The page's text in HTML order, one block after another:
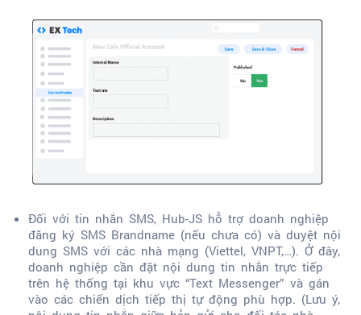
Đối với tin nhắn SMS, Hub-JS hỗ trợ doanh nghiệp
đăng ký SMS Brandname (nếu chưa có) và duyệt nội
dung SMS với các nhà mạng (Viettel, VNPT,…). Ở đây,
doanh nghiệp cần đặt nội dung tin nhắn trực tiếp
trên hệ thống tại khu vực “Text Messenger” và gán
vào các chiến dịch tiếp thị tự động phù hợp. (Lưu ý,